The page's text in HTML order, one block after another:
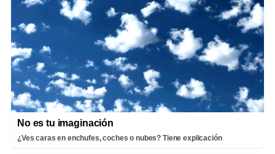
No es tu imaginación
¿Ves caras en enchufes, coches o nubes? Tiene explicación